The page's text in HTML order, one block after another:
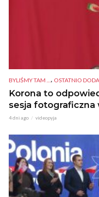
BYLIŚMY TAM ... , OSTATNIO
Korona to
sesja fotograficzna
4 dni ago videopyja